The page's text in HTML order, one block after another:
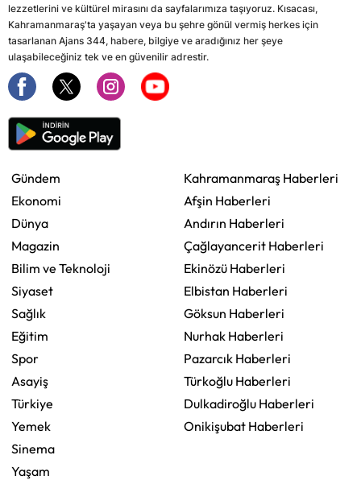
lezzetlerini ve kültürel mirasını da sayfalarımıza taşıyoruz. Kısacası,
Kahramanmaraş'ta yaşayan veya bu şehre gönül vermiş herkes için
tasarlanan Ajans 344, habere, bilgiye ve aradığınız her şeye
ulaşabileceğiniz tek ve en güvenilir adrestir.
Gündem
Ekonomi
Dünya
Magazin
Bilim ve Teknoloji
Siyaset
Sağlık
Eğitim
Spor
Asayiş
Türkiye
Yemek
Sinema
Yaşam
Kahramanmaraş Haberleri
Afşin Haberleri
Andırın Haberleri
Çağlayancerit Haberleri
Ekinözü Haberleri
Elbistan Haberleri
Göksun Haberleri
Nurhak Haberleri
Pazarcık Haberleri
Türkoğlu Haberleri
Dulkadiroğlu Haberleri
Onikişubat Haberleri